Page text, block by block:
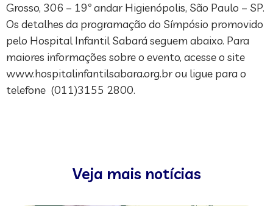
Grosso, 306 – 19º andar Higienópolis, São Paulo – SP.
Os detalhes da programação do Símpósio promovido
pelo Hospital Infantil Sabará seguem abaixo. Para
maiores informações sobre o evento, acesse o site
www.hospitalinfantilsabara.org.br ou ligue para o
telefone (011)3155 2800.
Veja mais notícias